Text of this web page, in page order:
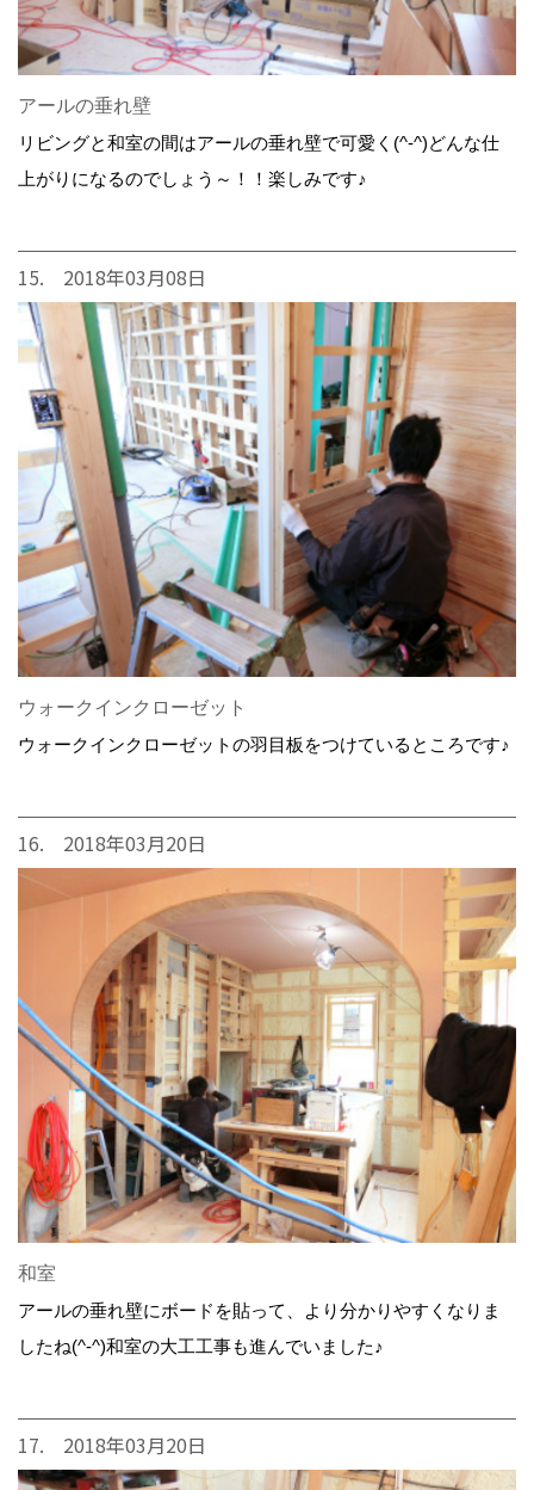
アールの垂れ壁
リビングと和室の間はアールの垂れ壁で可愛く(^-^)どんな仕
上がりになるのでしょう～！！楽しみです♪
15. 2018年03月08日
ウォークインクローゼット
ウォークインクローゼットの羽目板をつけているところです♪
16. 2018年03月20日
和室
アールの垂れ壁にボードを貼って、より分かりやすくなりま
したね(^-^)和室の大工工事も進んでいました♪
17. 2018年03月20日